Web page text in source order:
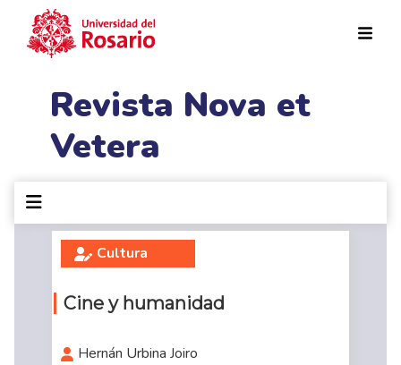
Revista Nova et
Vetera
Cultura
Cine y humanidad
Hernán Urbina Joiro